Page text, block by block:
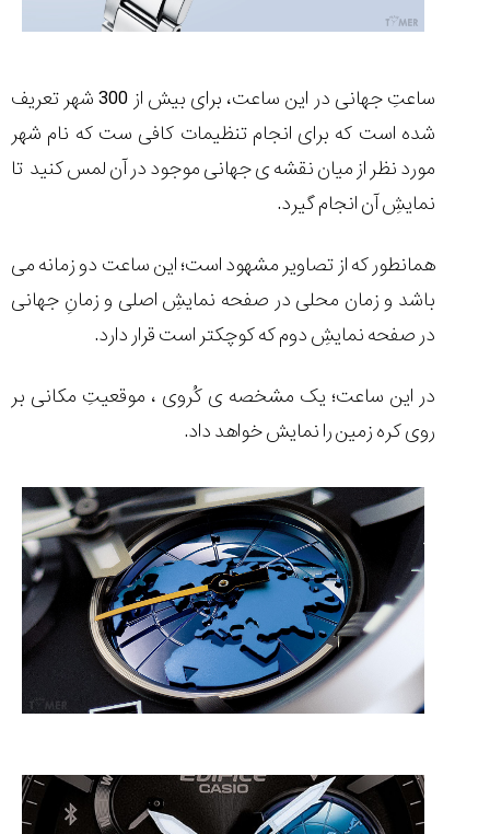
ساعتِ جهانی در این ساعت، برای بیش از 300 شهر تعریف
شده است که برای انجام تنظیمات کافی ست که نام شهر
مورد نظر از میان نقشه ی جهانی موجود در آن لمس کنید تا
نمایشِ آن انجام گیرد.
همانطور که از تصاویر مشهود است؛ این ساعت دو زمانه می
باشد و زمان محلی در صفحه نمایشِ اصلی و زمانِ جهانی
در صفحه نمایشِ دوم که کوچکتر است قرار دارد.
در این ساعت؛ یک مشخصه ی کُروی ، موقعیتِ مکانی بر
روی کره زمین را نمایش خواهد داد.